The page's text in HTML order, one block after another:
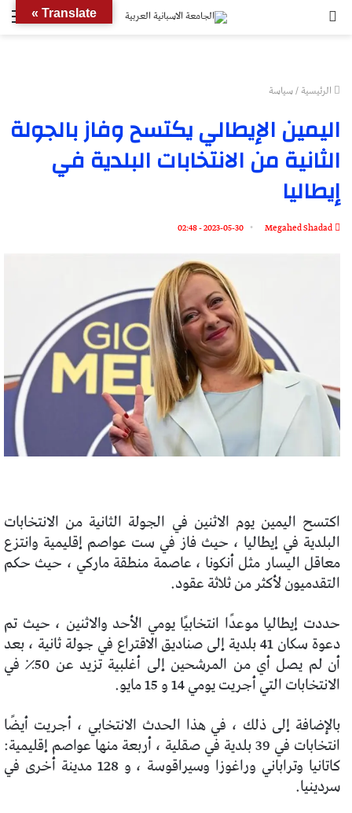
الرئيسية/سياسة
اليمين الإيطالي يكتسح وفاز بالجولة
الثانية من الانتخابات البلدية في
إيطاليا
Megahed Shadad
2023-05-30 - 02:48
اكتسح اليمين يوم الاثنين في الجولة الثانية من الانتخابات
البلدية في إيطاليا ، حيث فاز في ست عواصم إقليمية وانتزع
معاقل اليسار مثل أنكونا ، عاصمة منطقة ماركي ، حيث حكم
التقدميون لأكثر من ثلاثة عقود.
حددت إيطاليا موعدًا انتخابيًا يومي الأحد والاثنين ، حيث تم
دعوة سكان 41 بلدية إلى صناديق الاقتراع في جولة ثانية ، بعد
أن لم يصل أي من المرشحين إلى أغلبية تزيد عن 50٪ في
الانتخابات التي أجريت يومي 14 و 15 مايو.
بالإضافة إلى ذلك ، في هذا الحدث الانتخابي ، أجريت أيضًا
انتخابات في 39 بلدية في صقلية ، أربعة منها عواصم إقليمية:
كاتانيا وتراباني وراغوزا وسيراقوسة ، و 128 مدينة أخرى في
سردينيا.
Translate »